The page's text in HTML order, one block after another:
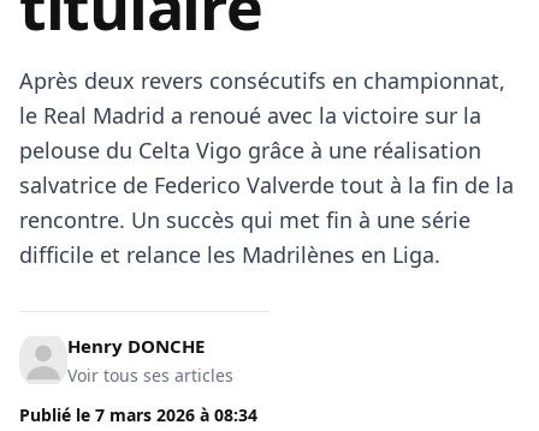
Après deux revers consécutifs en championnat,
le Real Madrid a renoué avec la victoire sur la
pelouse du Celta Vigo grâce à une réalisation
salvatrice de Federico Valverde tout à la fin de la
rencontre. Un succès qui met fin à une série
difficile et relance les Madrilènes en Liga.
Henry DONCHE
Voir tous ses articles
Publié le 7 mars 2026 à 08:34